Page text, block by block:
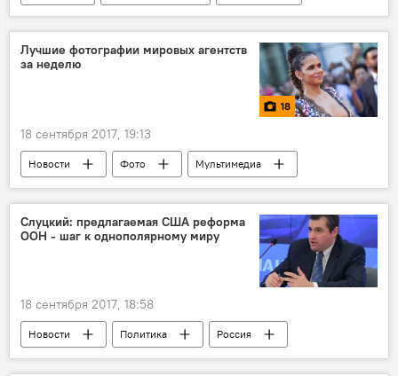
Румыния
ураган
Лучшие фотографии мировых агентств
за неделю
18
18 сентября 2017, 19:13
Новости Фото Мультимедиа
Слуцкий: предлагаемая США реформа
ООН - шаг к однополярному миру
18 сентября 2017, 18:58
Новости Политика
Россия
В мире
Слуцкий
Госдума